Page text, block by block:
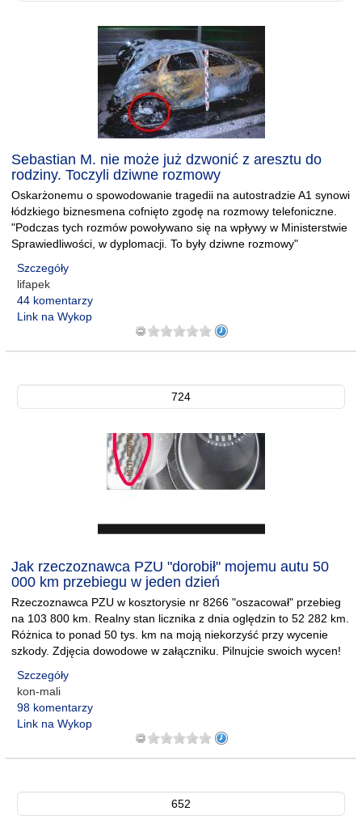
Sebastian M. nie może już dzwonić z aresztu do
rodziny. Toczyli dziwne rozmowy
Oskarżonemu o spowodowanie tragedii na autostradzie A1 synowi
łódzkiego biznesmena cofnięto zgodę na rozmowy telefoniczne.
"Podczas tych rozmów powoływano się na wpływy w Ministerstwie
Sprawiedliwości, w dyplomacji. To były dziwne rozmowy"
Szczegóły
lifapek
44 komentarzy
Link na Wykop
724
Jak rzeczoznawca PZU "dorobił" mojemu autu 50
000 km przebiegu w jeden dzień
Rzeczoznawca PZU w kosztorysie nr 8266 "oszacował" przebieg
na 103 800 km. Realny stan licznika z dnia oględzin to 52 282 km.
Różnica to ponad 50 tys. km na moją niekorzyść przy wycenie
szkody. Zdjęcia dowodowe w załączniku. Pilnujcie swoich wycen!
Szczegóły
kon-mali
98 komentarzy
Link na Wykop
652